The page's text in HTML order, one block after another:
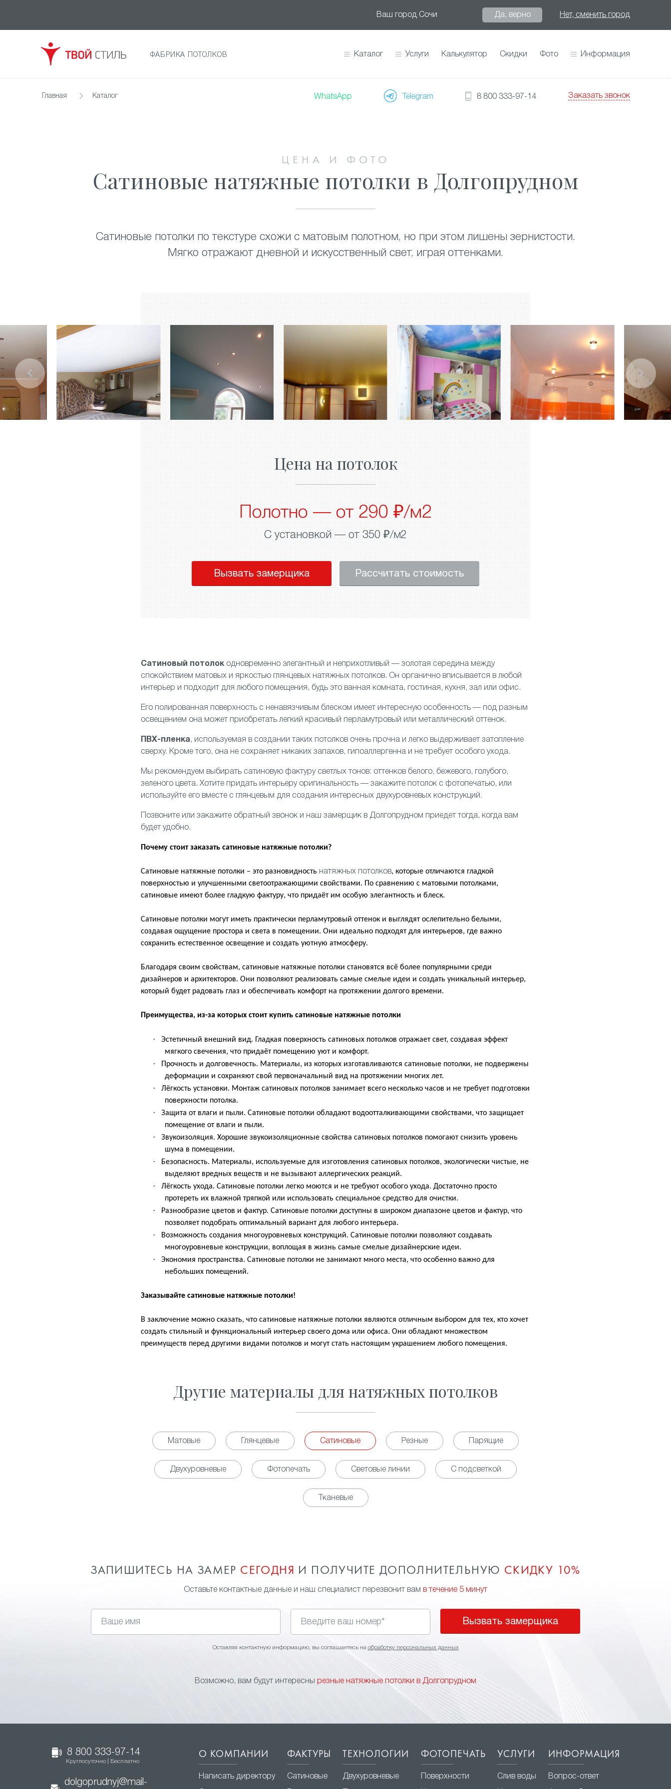
Ваш город Сочи Да, верно Нет, сменить город
ФАБРИКА ПОТОЛКОВ Каталог Услуги Калькулятор Скидки Фото Информация
Главная Каталог WhatsApp Telegram 8 800 333-97-14 Заказать звонок
ЦЕНА И ФОТО
Сатиновые натяжные потолки в Долгопрудном
Сатиновые потолки по текстуре схожи с матовым полотном, но при этом лишены зернистости.
Мягко отражают дневной и искусственный свет, играя оттенками.
Цена на потолок
Полотно — от 290 ₽/м2
С установкой — от 350 ₽/м2
Вызвать замерщика Рассчитать стоимость
Сатиновый потолок одновременно элегантный и неприхотливый — золотая середина между
спокойствием матовых и яркостью глянцевых натяжных потолков. Он органично вписывается в любой
интерьер и подходит для любого помещения, будь это ванная комната, гостиная , кухня , зал или офис.
Его полированная поверхность с ненавязчивым блеском имеет интересную особенность — под разным
освещением она может приобретать легкий красивый перламутровый или металлический оттенок.
ПВХ-пленка, используемая в создании таких потолков очень прочна и легко выдерживает затопление
сверху. Кроме того, она не сохраняет никаких запахов, гипоаллергенна и не требует особого ухода.
Мы рекомендуем выбирать сатиновую фактуру светлых тонов: оттенков белого, бежевого, голубого,
зеленого цвета. Хотите придать интерьеру оригинальность — закажите потолок с фотопечатью, или
используйте его вместе с глянцевым для создания интересных двухуровневых конструкций.
Позвоните или закажите обратный звонок и наш замерщик в Долгопрудном приедет тогда, когда вам
будет удобно.
Почему стоит заказать сатиновые натяжные потолки?
Сатиновые натяжные потолки – это разновидность натяжных потолков, которые отличаются гладкой
поверхностью и улучшенными светоотражающими свойствами. По сравнению с матовыми потолками,
сатиновые имеют более гладкую фактуру, что придаёт им особую элегантность и блеск.
Сатиновые потолки могут иметь практически перламутровый оттенок и выглядят ослепительно белыми,
создавая ощущение простора и света в помещении. Они идеально подходят для интерьеров, где важно
сохранить естественное освещение и создать уютную атмосферу.
Благодаря своим свойствам, сатиновые натяжные потолки становятся всё более популярными среди
дизайнеров и архитекторов. Они позволяют реализовать самые смелые идеи и создать уникальный интерьер,
который будет радовать глаз и обеспечивать комфорт на протяжении долгого времени.
Преимущества, из-за которых стоит купить сатиновые натяжные потолки
·
Эстетичный внешний вид. Гладкая поверхность сатиновых потолков отражает свет, создавая эффект
мягкого свечения, что придаёт помещению уют и комфорт.
·
Прочность и долговечность. Материалы, из которых изготавливаются сатиновые потолки, не подвержены
деформации и сохраняют свой первоначальный вид на протяжении многих лет.
·
Лёгкость установки. Монтаж сатиновых потолков занимает всего несколько часов и не требует подготовки
поверхности потолка.
·
Защита от влаги и пыли. Сатиновые потолки обладают водоотталкивающими свойствами, что защищает
помещение от влаги и пыли.
·
Звукоизоляция. Хорошие звукоизоляционные свойства сатиновых потолков помогают снизить уровень
шума в помещении.
·
Безопасность. Материалы, используемые для изготовления сатиновых потолков, экологически чистые, не
выделяют вредных веществ и не вызывают аллергических реакций.
·
Лёгкость ухода. Сатиновые потолки легко моются и не требуют особого ухода. Достаточно просто
протереть их влажной тряпкой или использовать специальное средство для очистки.
·
Разнообразие цветов и фактур. Сатиновые потолки доступны в широком диапазоне цветов и фактур, что
позволяет подобрать оптимальный вариант для любого интерьера.
·
Возможность создания многоуровневых конструкций. Сатиновые потолки позволяют создавать
многоуровневые конструкции, воплощая в жизнь самые смелые дизайнерские идеи.
·
Экономия пространства. Сатиновые потолки не занимают много места, что особенно важно для
небольших помещений.
Заказывайте сатиновые натяжные потолки!
В заключение можно сказать, что сатиновые натяжные потолки являются отличным выбором для тех, кто хочет
создать стильный и функциональный интерьер своего дома или офиса. Они обладают множеством
преимуществ перед другими видами потолков и могут стать настоящим украшением любого помещения.
Другие материалы для натяжных потолков
Матовые Глянцевые Сатиновые Резные Парящие
Двухуровневые Фотопечать Световые линии С подсветкой
Тканевые
ЗАПИШИТЕСЬ НА ЗАМЕР СЕГОДНЯ И ПОЛУЧИТЕ ДОПОЛНИТЕЛЬНУЮ СКИДКУ 10%
Оставьте контактные данные и наш специалист перезвонит вам в течение 5 минут
Вызвать замерщика
Оставляя контактную информацию, вы соглашаетесь на обработку персональных данных
Возможно, вам будут интересны резные натяжные потолки в Долгопрудном
8 800 333-97-14
Круглосуточно | Бесплатно
dolgoprudnyj@mail-
О КОМПАНИИ
Написать директору
ФАКТУРЫ
Сатиновые
ТЕХНОЛОГИИ
Двухуровневые
ФОТОПЕЧАТЬ
Поверхности
УСЛУГИ
Слив воды
ИНФОРМАЦИЯ
Вопрос-ответ